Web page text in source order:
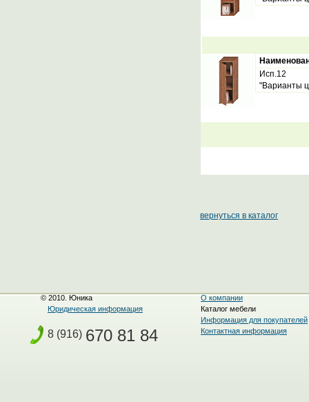
Исп.12
"Варианты
вернуться в каталог
© 2010. Юника
Юридическая информация
8 (916) 670 81 84
О компании
Каталог мебели
Информация для покупателей
Контактная информация